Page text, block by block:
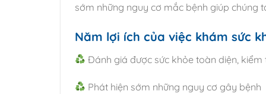
sớm những nguy cơ mắc bệnh giúp chúng
Năm lợi ích của việc khám sức
Đánh giá được sức khỏe toàn diện,
Phát hiện sớm những nguy cơ gây bệnh